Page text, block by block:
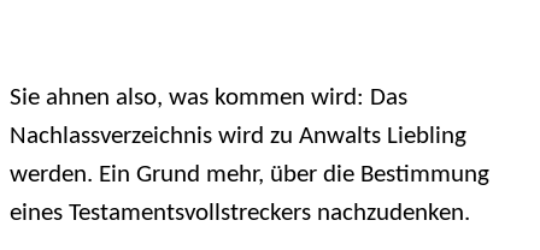
Sie ahnen also, was kommen wird: Das
Nachlassverzeichnis wird zu Anwalts Liebling
werden. Ein Grund mehr, über die Bestimmung
eines Testamentsvollstreckers nachzudenken.